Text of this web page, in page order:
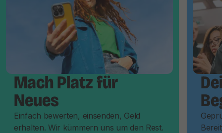
Mach Platz für
Neues
Einfach bewerten, einsenden, Geld
erhalten. Wir kümmern uns um den Rest.